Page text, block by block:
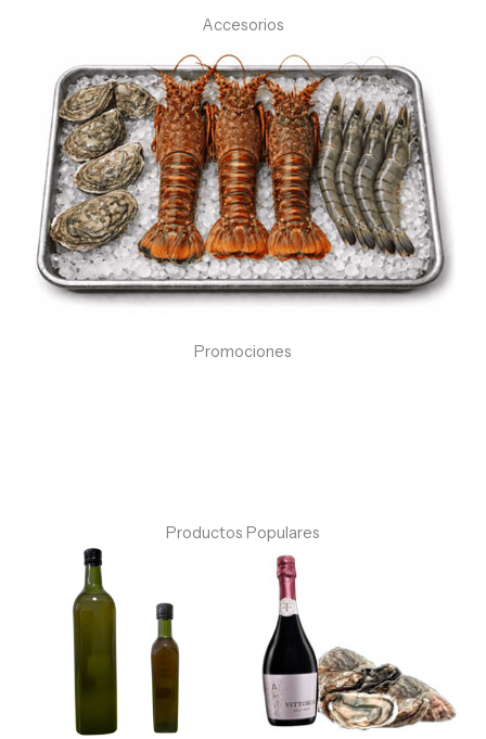
Accesorios
Promociones
Productos Populares
desde
S/ 60.00
hasta